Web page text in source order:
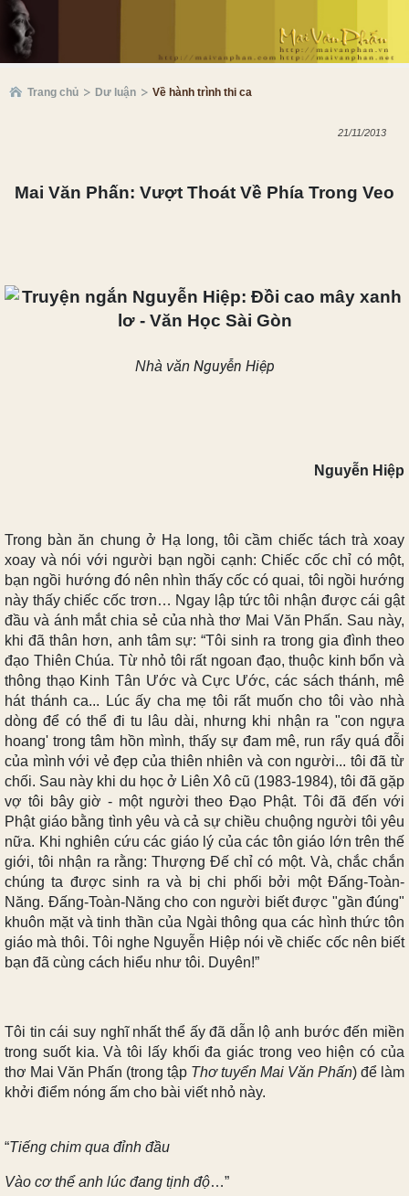
Trang chủ Dư luận Về hành trình thi ca
21/11/2013
Mai Văn Phấn: Vượt Thoát Về Phía Trong Veo
Nhà văn Nguyễn Hiệp
Nguyễn Hiệp
Trong bàn ăn chung ở Hạ long, tôi cầm chiếc tách trà xoay
xoay và nói với người bạn ngồi cạnh: Chiếc cốc chỉ có một,
bạn ngồi hướng đó nên nhìn thấy cốc có quai, tôi ngồi hướng
này thấy chiếc cốc trơn… Ngay lập tức tôi nhận được cái gật
đầu và ánh mắt chia sẻ của nhà thơ Mai Văn Phấn. Sau này,
khi đã thân hơn, anh tâm sự: “Tôi sinh ra trong gia đình theo
đạo Thiên Chúa. Từ nhỏ tôi rất ngoan đạo, thuộc kinh bổn và
thông thạo Kinh Tân Ước và Cực Ước, các sách thánh, mê
hát thánh ca... Lúc ấy cha mẹ tôi rất muốn cho tôi vào nhà
dòng để có thể đi tu lâu dài, nhưng khi nhận ra "con ngựa
hoang' trong tâm hồn mình, thấy sự đam mê, run rẩy quá đỗi
của mình với vẻ đẹp của thiên nhiên và con người... tôi đã từ
chối. Sau này khi du học ở Liên Xô cũ (1983-1984), tôi đã gặp
vợ tôi bây giờ - một người theo Đạo Phật. Tôi đã đến với
Phật giáo bằng tình yêu và cả sự chiều chuộng người tôi yêu
nữa. Khi nghiên cứu các giáo lý của các tôn giáo lớn trên thế
giới, tôi nhận ra rằng: Thượng Đế chỉ có một. Và, chắc chắn
chúng ta được sinh ra và bị chi phối bởi một Đấng-Toàn-
Năng. Đấng-Toàn-Năng cho con người biết được "gần đúng"
khuôn mặt và tinh thần của Ngài thông qua các hình thức tôn
giáo mà thôi. Tôi nghe Nguyễn Hiệp nói về chiếc cốc nên biết
bạn đã cùng cách hiểu như tôi. Duyên!”
Tôi tin cái suy nghĩ nhất thể ấy đã dẫn lộ anh bước đến miền
trong suốt kia. Và tôi lấy khối đa giác trong veo hiện có của
thơ Mai Văn Phấn (trong tập Thơ tuyển Mai Văn Phấn) để làm
khởi điểm nóng ấm cho bài viết nhỏ này.
“Tiếng chim qua đỉnh đầu
Vào cơ thể anh lúc đang tịnh độ…”